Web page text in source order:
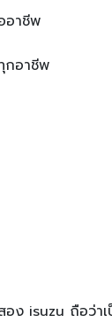
อาชีพ
กอาชีพ
สอง isuzu ถือว่